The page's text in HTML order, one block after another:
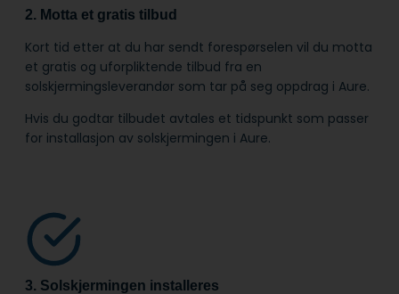
2. Motta et gratis tilbud
Kort tid etter at du har sendt forespørselen vil du motta
et gratis og uforpliktende tilbud fra en
solskjermingsleverandør som tar på seg oppdrag i Aure.
Hvis du godtar tilbudet avtales et tidspunkt som passer
for installasjon av solskjermingen i Aure.
3. Solskjermingen installeres